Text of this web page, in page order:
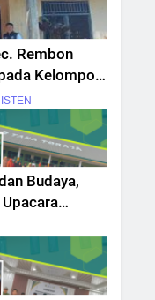
Rembon
Kelompok
Disabilitas
Budaya,
Upacara